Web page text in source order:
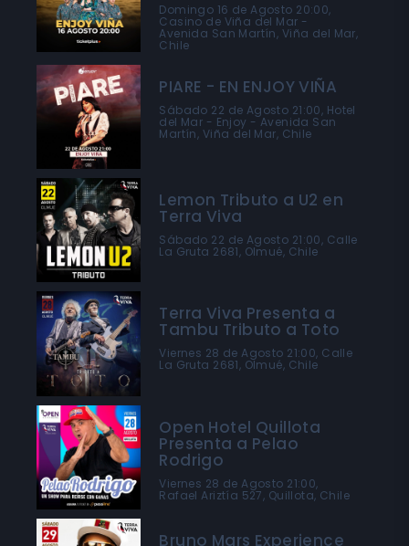
Domingo 16 de Agosto 20:00,
Casino de Viña del Mar -
Avenida San Martín, Viña del Mar,
Chile
PIARE - EN ENJOY VIÑA
Sábado 22 de Agosto 21:00, Hotel
del Mar - Enjoy - Avenida San
Martín, Viña del Mar, Chile
Lemon Tributo a U2 en
Terra Viva
Sábado 22 de Agosto 21:00, Calle
La Gruta 2681, Olmué, Chile
Terra Viva Presenta a
Tambu Tributo a Toto
Viernes 28 de Agosto 21:00, Calle
La Gruta 2681, Olmué, Chile
Open Hotel Quillota
Presenta a Pelao
Rodrigo
Viernes 28 de Agosto 21:00,
Rafael Ariztía 527, Quillota, Chile
Bruno Mars Experience